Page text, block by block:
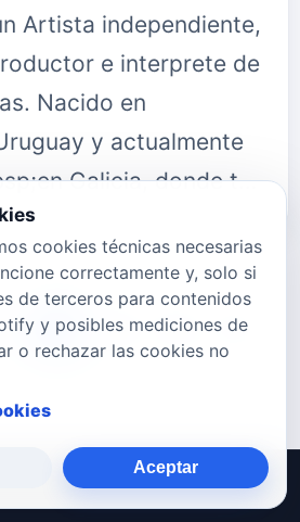
Artista independiente,
e interprete de
Nacido en
y actualmente
Galicia, donde t…
767 768 769 770
cookies técnicas necesarias
correctamente y, solo si
de terceros para contenidos
y posibles mediciones de
o rechazar las cookies no
Aceptar